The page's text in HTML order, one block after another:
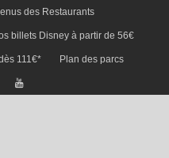
des Restaurants
billets Disney à partir de 56€
111€* Plan des parcs